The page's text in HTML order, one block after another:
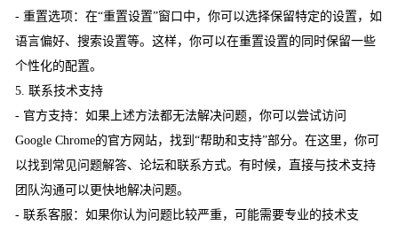
- 重置选项：在“重置设置”窗口中，你可以选择保留特定的设置，如
语言偏好、搜索设置等。这样，你可以在重置设置的同时保留一些
个性化的配置。
5. 联系技术支持
- 官方支持：如果上述方法都无法解决问题，你可以尝试访问
Google Chrome的官方网站，找到“帮助和支持”部分。在这里，你可
以找到常见问题解答、论坛和联系方式。有时候，直接与技术支持
团队沟通可以更快地解决问题。
- 联系客服：如果你认为问题比较严重，可能需要专业的技术支